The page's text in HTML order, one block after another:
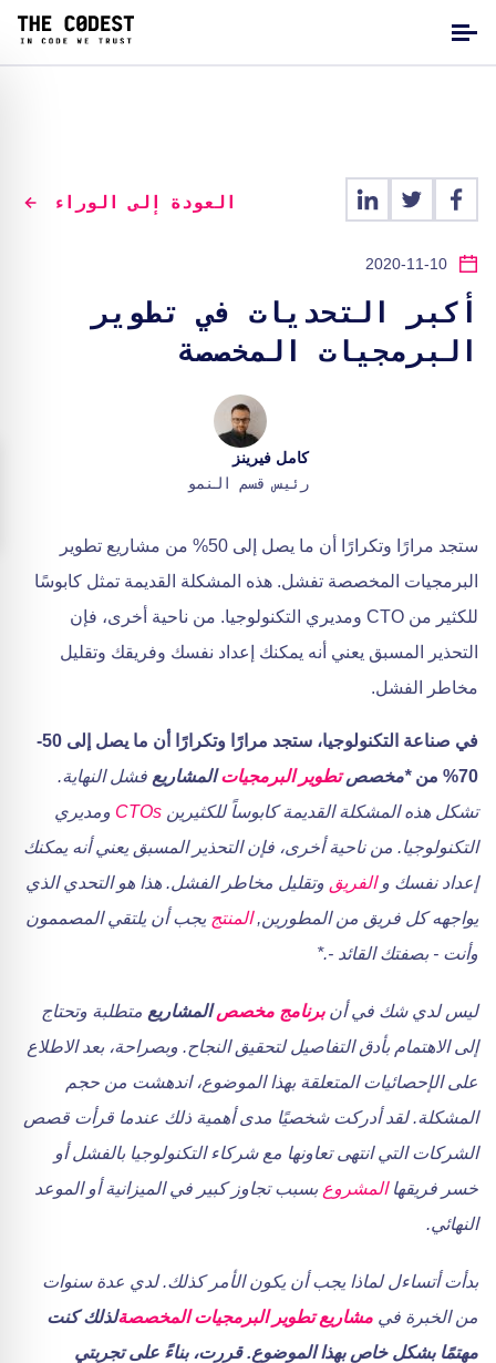
العودة إلى الوراء
2020-11-10
أكبر التحديات في تطوير
البرمجيات المخصصة
كامل فيرينز
رئيس قسم النمو
ستجد مرارًا وتكرارًا أن ما يصل إلى 50% من مشاريع تطوير
البرمجيات المخصصة تفشل. هذه المشكلة القديمة تمثل كابوسًا
للكثير من CTO ومديري التكنولوجيا. من ناحية أخرى، فإن
التحذير المسبق يعني أنه يمكنك إعداد نفسك وفريقك وتقليل
مخاطر الفشل.
في صناعة التكنولوجيا، ستجد مرارًا وتكرارًا أن ما يصل إلى 50-
70% من
*مخصصتطوير البرمجياتالمشاريع فشل النهاية.
تشكل هذه المشكلة القديمة كابوساً للكثيرين CTOs ومديري
التكنولوجيا. من ناحية أخرى، فإن التحذير المسبق يعني أنه يمكنك
إعداد نفسك والفريق وتقليل مخاطر الفشل. هذا هو التحدي الذي
يواجهه كل فريق من المطورين,المنتج يجب أن يلتقي المصممون
وأنت - بصفتك القائد -.*
ليس لدي شك في أنبرنامج مخصصالمشاريع متطلبة وتحتاج
إلى الاهتمام بأدق التفاصيل لتحقيق النجاح. وبصراحة، بعد الاطلاع
على الإحصائيات المتعلقة بهذا الموضوع، اندهشت من حجم
المشكلة. لقد أدركت شخصيًا مدى أهمية ذلك عندما قرأت قصص
الشركات التي انتهى تعاونها مع شركاء التكنولوجيا بالفشل أو
خسر فريقهاالمشروع بسبب تجاوز كبير في الميزانية أو الموعد
النهائي.
بدأت أتساءل لماذا يجب أن يكون الأمر كذلك. لدي عدة سنوات
من الخبرة في مشاريع تطوير البرمجيات المخصصةلذلك كنت
مهتمًا بشكل خاص بهذا الموضوع. قررت، بناءً على تجربتي